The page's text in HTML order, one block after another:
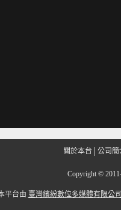
關於本台 公司簡
Copyright ©
平台由 臺灣繽紛數位多媒體有限公